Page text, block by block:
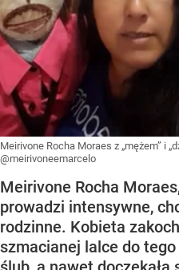
Meirivone Rocha Moraes z „mężem” i
@meirivoneemarcelo
Meirivone Rocha
prowadzi intensywne,
rodzinne. Kobieta
szmacianej lalce do